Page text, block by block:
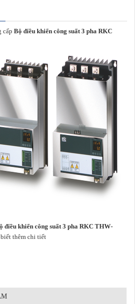
cấp Bộ điều khiển công suất 3 pha RKC
điều khiển công suất 3 pha RKC THW-
thêm chi tiết